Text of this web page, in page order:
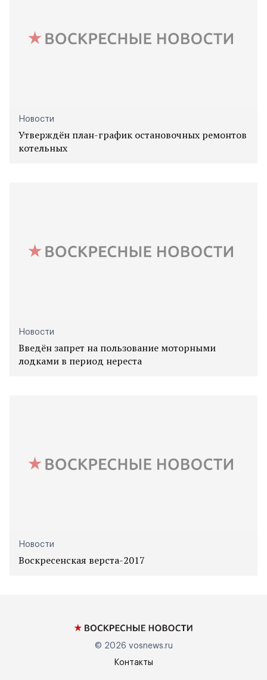
Новости
Утверждён план-график остановочных ремонтов
котельных
Новости
Введён запрет на пользование моторными
лодками в период нереста
Новости
Воскресенская верста-2017
© 2026 vosnews.ru
Контакты